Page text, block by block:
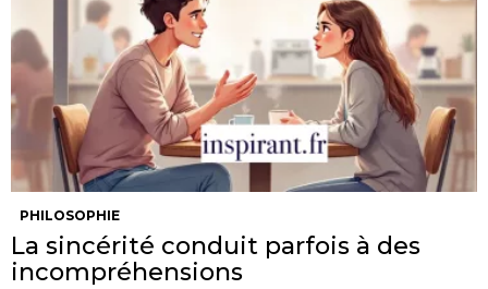
PHILOSOPHIE
La sincérité conduit parfois à des
incompréhensions